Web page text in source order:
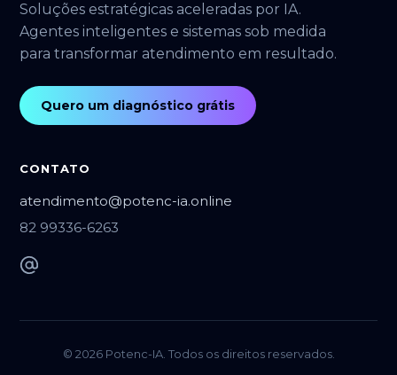
Soluções estratégicas aceleradas por IA.
Agentes inteligentes e sistemas sob medida
para transformar atendimento em resultado.
Quero um diagnóstico grátis
CONTATO
atendimento@potenc-ia.online
82 99336-6263
© 2026Potenc-IA. Todos os direitos reservados.